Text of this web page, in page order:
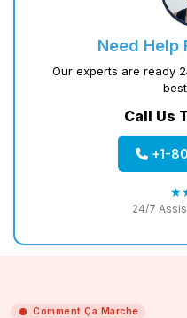
Need Help
Our experts are ready
Call Us
+1-
24/7
Comment Ça Marche